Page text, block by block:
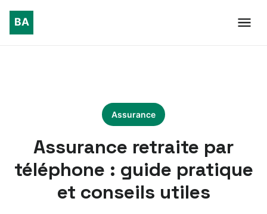
Assurance
Assurance retraite par
téléphone : guide pratique
et conseils utiles